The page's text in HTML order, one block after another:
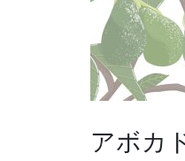
アボカ